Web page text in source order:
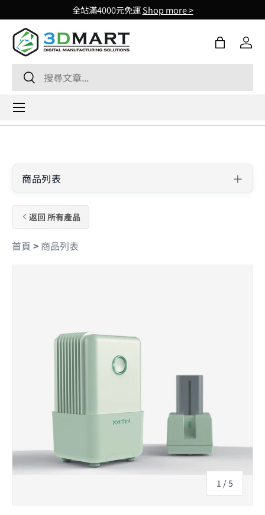
Skip to content
全站滿4000元免運Shop more >
Search
Search
購物袋登入
Menu
商品列表
返回 所有產品
首頁 > 商品列表
1 / 的
5